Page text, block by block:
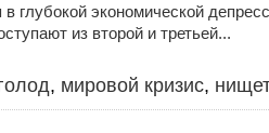
в глубокой экономической
из второй и третьей...
, мировой кризис,